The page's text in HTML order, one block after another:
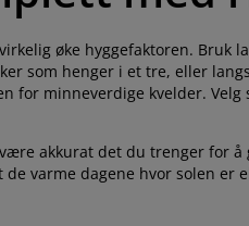
øke hyggefaktoren. Bruk
som henger i et tre, eller
for minneverdige kvelder.
akkurat det du trenger for
varme dagene hvor solen er